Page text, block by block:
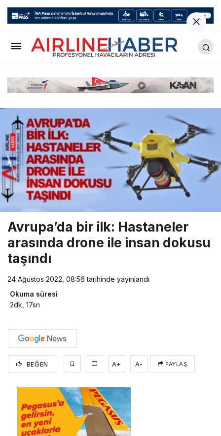
Avrupa’da bir ilk: Hastaneler
arasında drone ile insan dokusu
taşındı
24 Ağustos 2022, 08:56 tarihinde yayınlandı
Okuma süresi
2dk, 17sn
BEĞEN A+ A- PAYLAŞ